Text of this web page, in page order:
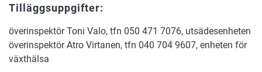
Tilläggsuppgifter:
överinspektör Toni Valo, tfn 050 471 7076, utsädesenheten
överinspektör Atro Virtanen, tfn 040 704 9607, enheten för
växthälsa